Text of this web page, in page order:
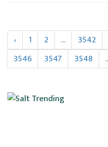
‹ 1 2 ... 3542
3546
3547 3548